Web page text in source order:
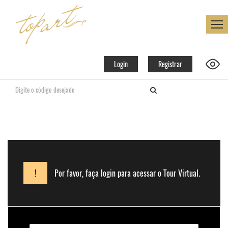
Login Registrar
! Por favor, faça login para acessar o Tour Virtual.